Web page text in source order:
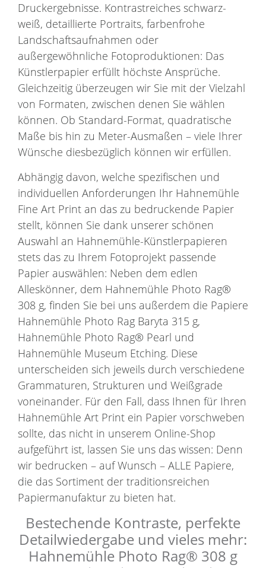
Druckergebnisse. Kontrastreiches schwarz-
weiß, detaillierte Portraits, farbenfrohe
Landschaftsaufnahmen oder
außergewöhnliche Fotoproduktionen: Das
Künstlerpapier erfüllt höchste Ansprüche.
Gleichzeitig überzeugen wir Sie mit der Vielzahl
von Formaten, zwischen denen Sie wählen
können. Ob Standard-Format, quadratische
Maße bis hin zu Meter-Ausmaßen – viele Ihrer
Wünsche diesbezüglich können wir erfüllen.
Abhängig davon, welche spezifischen und
individuellen Anforderungen Ihr Hahnemühle
Fine Art Print an das zu bedruckende Papier
stellt, können Sie dank unserer schönen
Auswahl an Hahnemühle-Künstlerpapieren
stets das zu Ihrem Fotoprojekt passende
Papier auswählen: Neben dem edlen
Alleskönner, dem Hahnemühle Photo Rag®
308 g, finden Sie bei uns außerdem die Papiere
Hahnemühle Photo Rag Baryta 315 g,
Hahnemühle Photo Rag® Pearl und
Hahnemühle Museum Etching. Diese
unterscheiden sich jeweils durch verschiedene
Grammaturen, Strukturen und Weißgrade
voneinander. Für den Fall, dass Ihnen für Ihren
Hahnemühle Art Print ein Papier vorschweben
sollte, das nicht in unserem Online-Shop
aufgeführt ist, lassen Sie uns das wissen: Denn
wir bedrucken – auf Wunsch – ALLE Papiere,
die das Sortiment der traditionsreichen
Papiermanufaktur zu bieten hat.
Bestechende Kontraste, perfekte
Detailwiedergabe und vieles mehr:
Hahnemühle Photo Rag® 308 g